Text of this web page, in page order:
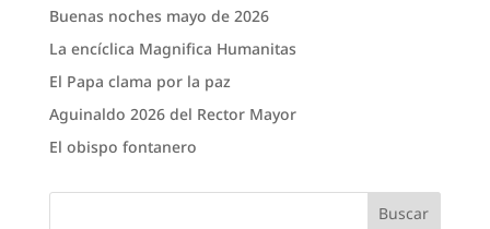
Buenas noches mayo de 2026
La encíclica Magnifica Humanitas
El Papa clama por la paz
Aguinaldo 2026 del Rector Mayor
El obispo fontanero